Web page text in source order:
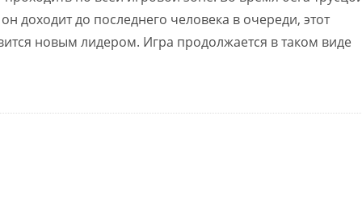
доходит до последнего человека в очереди, этот
новым лидером. Игра продолжается в таком виде